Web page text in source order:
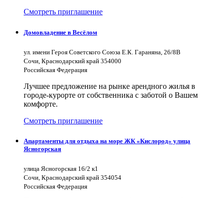
Смотреть приглашение
Домовладение в Весёлом
ул. имени Героя Советского Союза Е.К. Гараняна, 26/8В
Сочи, Краснодарский край 354000
Российская Федерация
Лучшее предложение на рынке арендного жилья в
городе-курорте от собственника с заботой о Вашем
комфорте.
Смотреть приглашение
Апартаменты для отдыха на море ЖК «Кислород» улица
Ясногорская
улица Ясногорская 16/2 к1
Сочи, Краснодарский край 354054
Российская Федерация